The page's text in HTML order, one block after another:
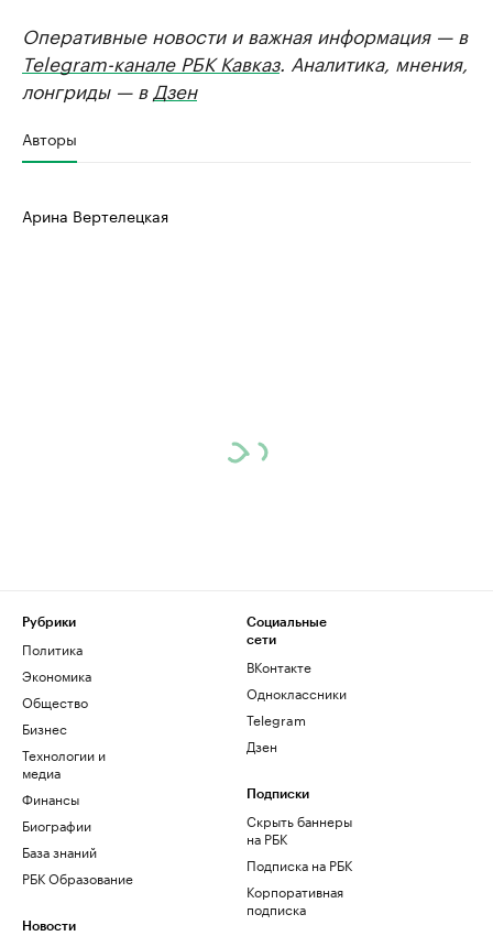
Оперативные новости и важная информация — в
Telegram-канале РБК Кавказ. Аналитика, мнения,
лонгриды — в Дзен
Авторы
Арина Вертелецкая
Рубрики
Политика
Экономика
Общество
Бизнес
Технологии и
медиа
Финансы
Биографии
База знаний
РБК Образование
Новости
Социальные
сети
ВКонтакте
Одноклассники
Telegram
Дзен
Подписки
Скрыть баннеры
на РБК
Подписка на РБК
Корпоративная
подписка